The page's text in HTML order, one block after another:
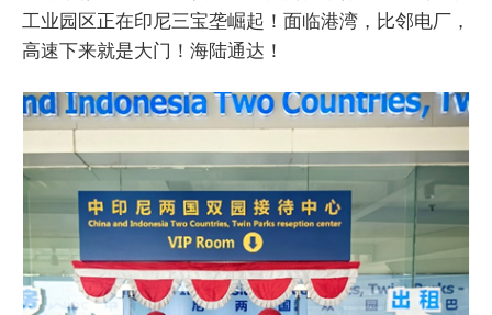
工业园区正在印尼三宝垄崛起！面临港湾，比邻电厂，
高速下来就是大门！海陆通达！